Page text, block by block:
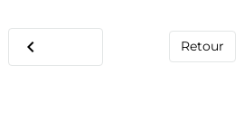
Retour